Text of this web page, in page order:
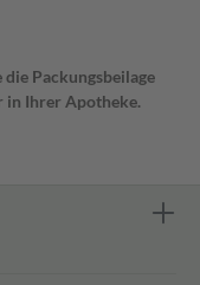
Packungsbeilage
in Ihrer Apotheke.